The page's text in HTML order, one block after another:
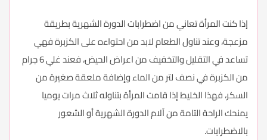
إذا كنت المرأة تعاني من اضطرابات الدورة الشهرية بطريقة
مزعجة، وعند تناول الطعام لابد من احتواءه على الكزبرة فهي
تساعد في التقليل والتخفيف من اعراض الحيض، فعند غلي 6 جرام
من الكزبرة في نصف لتر من الماء وإضافة ملعقة صغيرة من
السكر، فهذا الخليط إذا قامت المرأة بتناوله ثلاث مرات يوميا
يمنحك الراحة التامة من آلام الدورة الشهرية أو الشعور
بالاضطرابات.